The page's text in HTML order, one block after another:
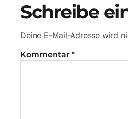
Schreibe
Deine E-Mail-Adresse wird
Kommentar *